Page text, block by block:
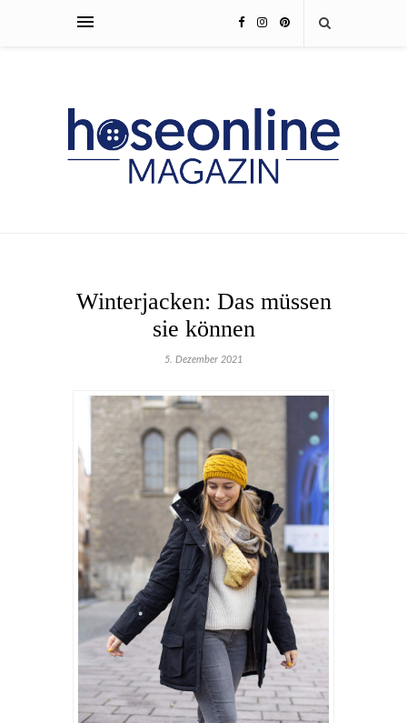
Winterjacken: Das müssen
sie können
5. Dezember 2021